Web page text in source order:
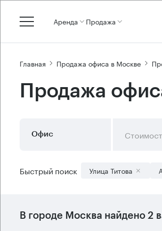
Аренда Продажа
Главная Продажа офиса в Москве
Продажа
Офис
Быстрый поиск Улица Титова
В городе Москва найдено 2